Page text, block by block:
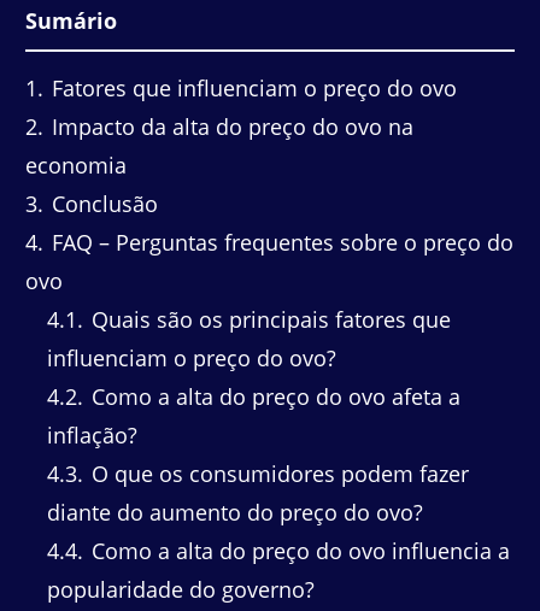
Sumário
1
Fatores que influenciam o preço do ovo
2 Impacto da alta do preço do ovo na
economia
3 Conclusão
4 FAQ – Perguntas frequentes sobre o preço do
ovo
4.1
Quais são os principais fatores que
influenciam o preço do ovo?
4.2 Como a alta do preço do ovo afeta a
inflação?
4.3 O que os consumidores podem fazer
diante do aumento do preço do ovo?
4.4 Como a alta do preço do ovo influencia a
popularidade do governo?